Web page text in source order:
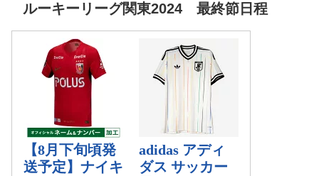
ルーキーリーグ関東2024 最終節日程